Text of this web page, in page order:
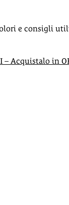
e consigli
– Acquistalo in